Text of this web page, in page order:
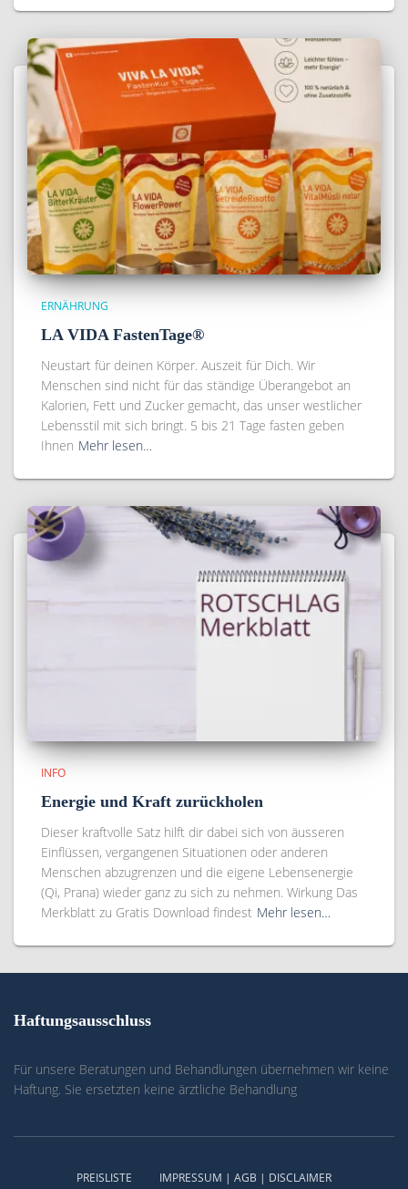
ERNÄHRUNG
LA VIDA FastenTage®
Neustart für deinen Körper. Auszeit für Dich. Wir
Menschen sind nicht für das ständige Überangebot an
Kalorien, Fett und Zucker gemacht, das unser westlicher
Lebensstil mit sich bringt. 5 bis 21 Tage fasten geben
Ihnen Mehr lesen…
INFO
Energie und Kraft zurückholen
Dieser kraftvolle Satz hilft dir dabei sich von äusseren
Einflüssen, vergangenen Situationen oder anderen
Menschen abzugrenzen und die eigene Lebensenergie
(Qi, Prana) wieder ganz zu sich zu nehmen. Wirkung Das
Merkblatt zu Gratis Download findest Mehr lesen…
Haftungsausschluss
Für unsere Beratungen und Behandlungen übernehmen wir keine
Haftung. Sie ersetzten keine ärztliche Behandlung
PREISLISTE IMPRESSUM | AGB | DISCLAIMER